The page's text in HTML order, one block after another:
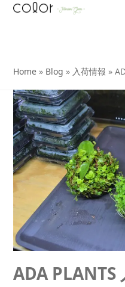
SkipOpen
Close
Home » Blog » 入荷情報 »
ADA PLANTS